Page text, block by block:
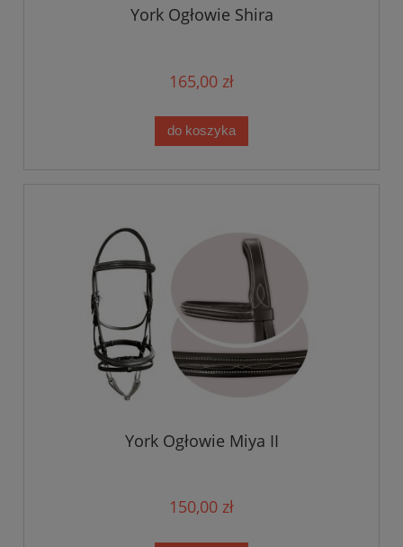
York Ogłowie Shira
165,00 zł
do koszyka
York Ogłowie Miya II
150,00 zł